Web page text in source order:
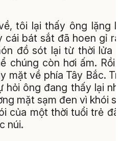
tôi lại thấy ông lặng
cái bát sắt đã hoen gỉ
đồ sót lại từ thời lửa
chúng còn hơi ấm. Rồi
mặt về phía Tây Bắc.
hỏi ông đang thấy lại
mặt sạm đen vì khói
của một thời tuổi trẻ
núi.